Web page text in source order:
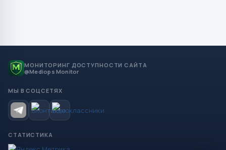
МОНИТОРИНГ ДОСТУПНОСТИ САЙТА
@Mediops Monitor
МЫ В СОЦСЕТЯХ
СТАТИСТИКА